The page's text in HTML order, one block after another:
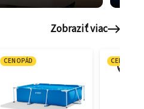
Zobraziť viac
CENOPÁD CENOPÁD